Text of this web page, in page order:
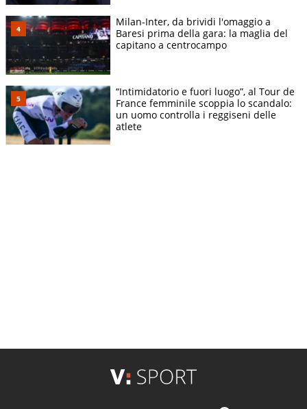
Milan-Inter, da brividi l'omaggio a
Baresi prima della gara: la maglia del
capitano a centrocampo
“Intimidatorio e fuori luogo”, al Tour de
France femminile scoppia lo scandalo:
un uomo controlla i reggiseni delle
atlete